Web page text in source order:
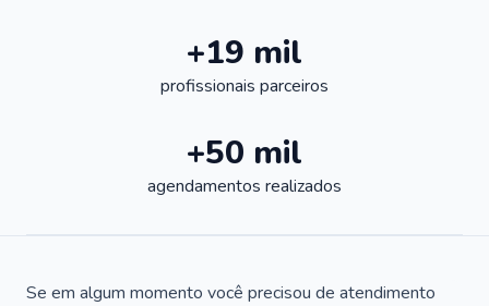
+19 mil
profissionais parceiros
+50 mil
agendamentos realizados
Se em algum momento você precisou de atendimento